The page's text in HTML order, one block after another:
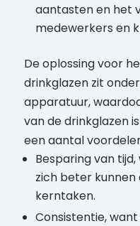
aantasten en het
medewerkers en
De oplossing voor
drinkglazen zit
apparatuur,
van de drinkglazen
een aantal
Besparing van
zich beter
kerntaken.
Consistentie,